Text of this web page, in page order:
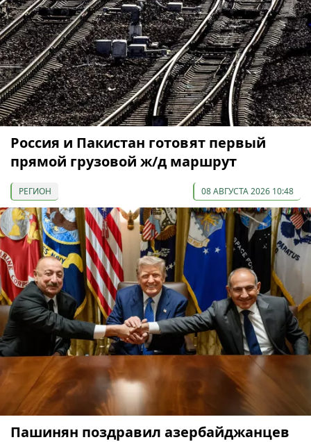
Россия и Пакистан готовят первый
прямой грузовой ж/д маршрут
РЕГИОН 08 АВГУСТА 2026 10:48
Пашинян поздравил азербайджанцев